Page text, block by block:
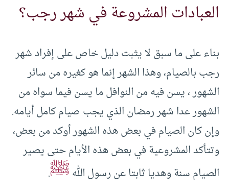
العبادات المشروعة في شهر رجب؟
بناء على ما سبق لا يثبت دليل خاص على إفراد شهر
رجب بالصيام، وهذا الشهر إنما هو كغيره من سائر
الشهور ، يسن فيه من النوافل ما يسن فيما سواه من
الشهور عدا شهر رمضان الذي يجب صيام كامل أيامه.
وإن كان الصيام في بعض هذه الشهور أوكد من بعض،
وتتأكد المشروعية في بعض هذه الأيام حتى يصير
الصيام سنة وهديا ثابتا عن رسول اللهﷺ.